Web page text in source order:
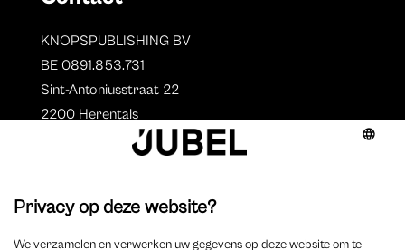
KNOPSPUBLISHING BV
BE 0891.853.731
Sint-Antoniusstraat 22
2200 Herentals
Auteurs
Overzicht auteurs